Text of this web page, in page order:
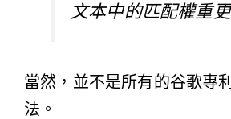
文本中的匹配權重
當然，並不是所有的谷歌專
法。